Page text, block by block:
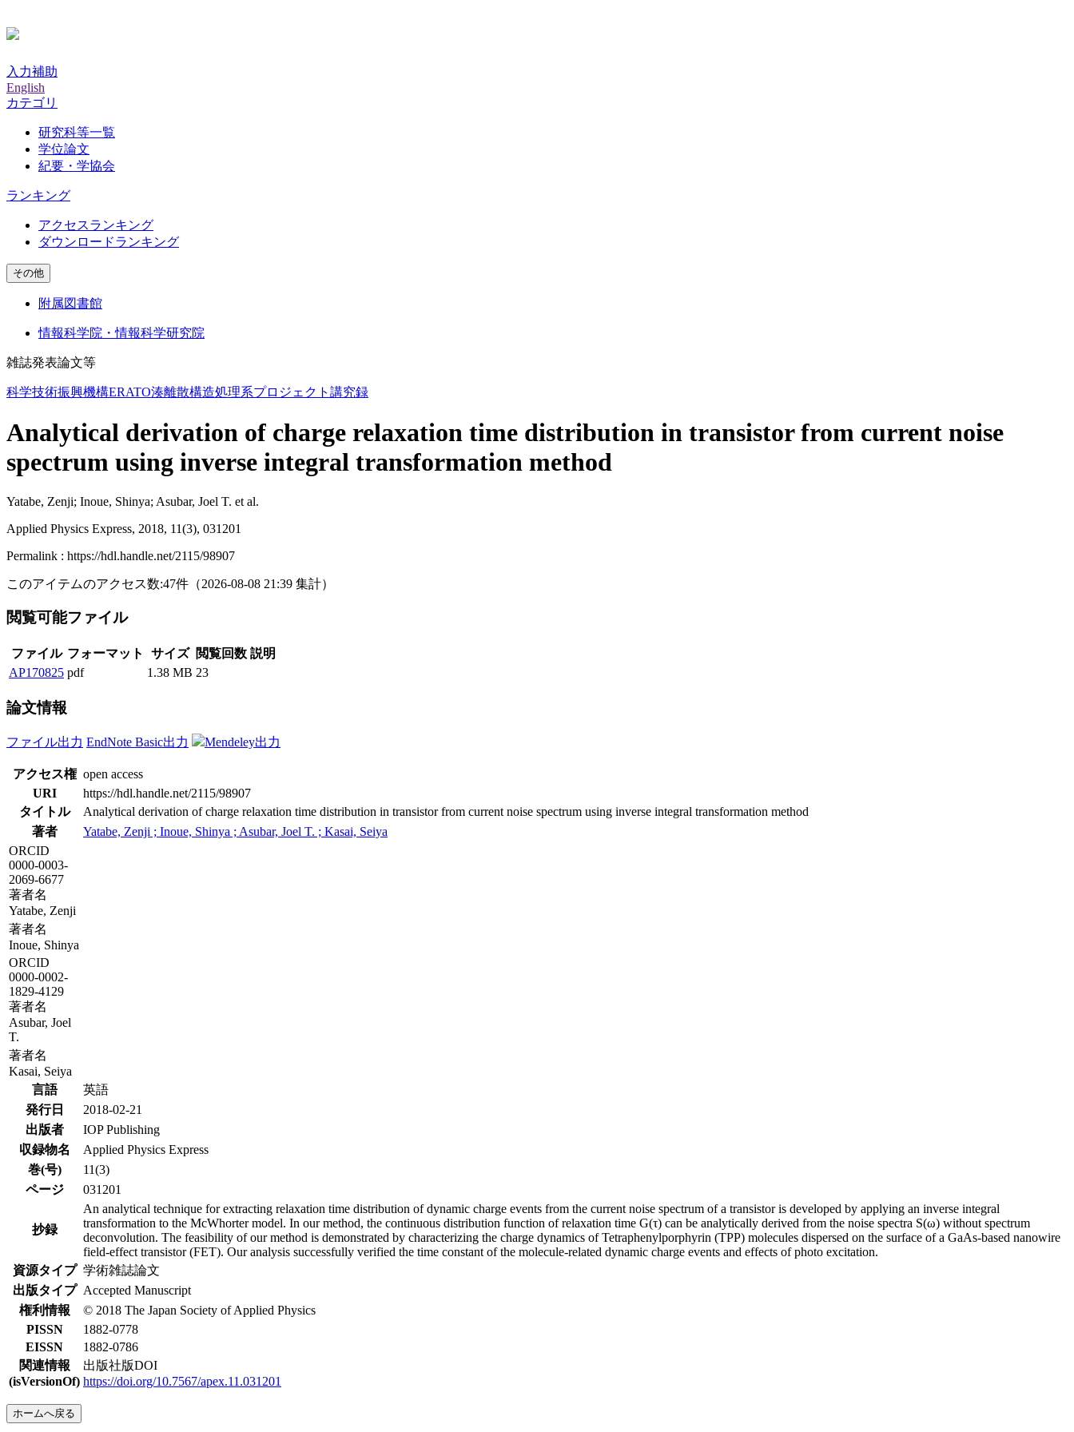
入力補助
English
カテゴリ
研究科等一覧
学位論文
紀要・学協会
ランキング
アクセスランキング
ダウンロードランキング
その他
附属図書館
情報科学院・情報科学研究院
雑誌発表論文等
科学技術振興機構ERATO湊離散構造処理系プロジェクト講究録
Analytical derivation of charge relaxation time distribution in transistor from current noise
spectrum using inverse integral transformation method
Yatabe, Zenji; Inoue, Shinya; Asubar, Joel T. et al.
Applied Physics Express, 2018, 11(3), 031201
Permalink : https://hdl.handle.net/2115/98907
このアイテムのアクセス数:47件 （2026-08-08 21:39 集計）
閲覧可能ファイル
ファイル フォーマット サイズ 閲覧回数 説明
AP170825 pdf 1.38 MB 23
論文情報
ファイル出力 EndNote Basic出力 Mendeley出力
アクセス権 open access
URI
https://hdl.handle.net/2115/98907
タイトル
Analytical derivation of charge relaxation time distribution in transistor from current noise spectrum using inverse integral transformation method
著者
Yatabe, Zenji ; Inoue, Shinya ; Asubar, Joel T. ; Kasai, Seiya
ORCID
0000-0003-
2069-6677
著者名
Yatabe, Zenji
著者名
Inoue, Shinya
ORCID
0000-0002-
1829-4129
著者名
Asubar, Joel
T.
著者名
Kasai, Seiya
言語
英語
発行日
2018-02-21
出版者
IOP Publishing
収録物名
Applied Physics Express
巻(号)
11(3)
ページ
031201
抄録
An analytical technique for extracting relaxation time distribution of dynamic charge events from the current noise spectrum of a transistor is developed by applying an inverse integral
transformation to the McWhorter model. In our method, the continuous distribution function of relaxation time G(τ) can be analytically derived from the noise spectra S(ω) without spectrum
deconvolution. The feasibility of our method is demonstrated by characterizing the charge dynamics of Tetraphenylporphyrin (TPP) molecules dispersed on the surface of a GaAs-based nanowire
field-effect transistor (FET). Our analysis successfully verified the time constant of the molecule-related dynamic charge events and effects of photo excitation.
資源タイプ 学術雑誌論文
出版タイプ Accepted Manuscript
権利情報
© 2018 The Japan Society of Applied Physics
PISSN
1882-0778
EISSN
1882-0786
関連情報
(isVersionOf)
出版社版DOI
https://doi.org/10.7567/apex.11.031201
ホームへ戻る